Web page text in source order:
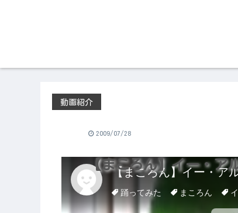
【まころん】イー・ア
動画紹介
2009/07/28